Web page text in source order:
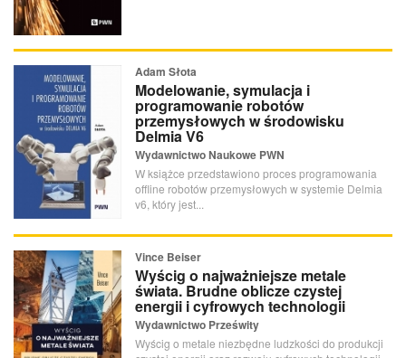
Adam Słota
Modelowanie, symulacja i
programowanie robotów
przemysłowych w środowisku
Delmia V6
Wydawnictwo Naukowe PWN
W książce przedstawiono proces programowania
offline robotów przemysłowych w systemie Delmia
v6, który jest...
Vince Beiser
Wyścig o najważniejsze metale
świata. Brudne oblicze czystej
energii i cyfrowych technologii
Wydawnictwo Prześwity
Wyścig o metale niezbędne ludzkości do produkcji